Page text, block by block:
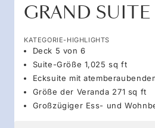
GRAND SUITE
KATEGORIE-HIGHLIGHTS
Deck 5 von 6
Suite-Größe 1,025 sq ft
Ecksuite mit
Größe der Veranda 271 sq ft
Großzügiger Ess- und